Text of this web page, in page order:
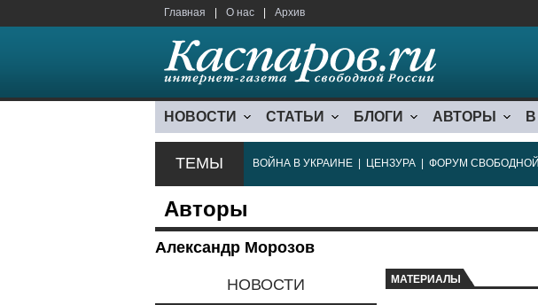
Главная О нас Архив
НОВОСТИ СТАТЬИ БЛОГИ АВТОРЫ
ТЕМЫ ВОЙНА В УКРАИНЕ ЦЕНЗУРА ФОРУМ
Авторы
Александр Морозов
НОВОСТИ МАТЕРИАЛЫ